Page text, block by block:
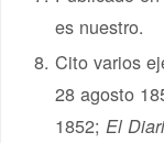
es nuestro.
Cito varios
28 agosto
1852; El